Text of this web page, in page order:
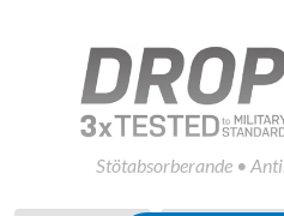
Stötabsorberande •